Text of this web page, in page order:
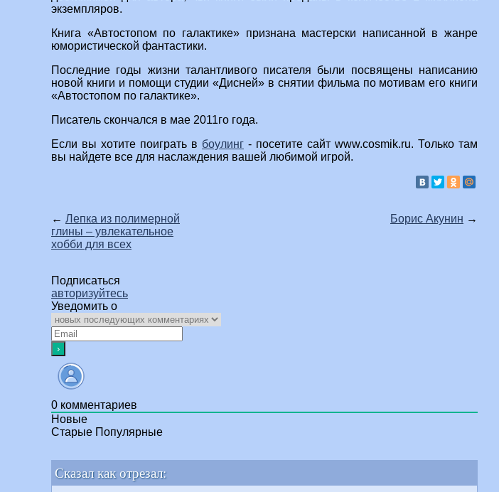
экземпляров.
Книга «Автостопом по галактике» признана мастерски написанной в жанре
юмористической фантастики.
Последние годы жизни талантливого писателя были посвящены написанию
новой книги и помощи студии «Дисней» в снятии фильма по мотивам его книги
«Автостопом по галактике».
Писатель скончался в мае 2011го года.
Если вы хотите поиграть в боулинг - посетите сайт www.cosmik.ru. Только там
вы найдете все для наслаждения вашей любимой игрой.
← Лепка из полимерной
глины – увлекательное
хобби для всех
Борис Акунин →
Подписаться
авторизуйтесь
Уведомить о
0 комментариев
Новые
Старые Популярные
Сказал как отрезал: